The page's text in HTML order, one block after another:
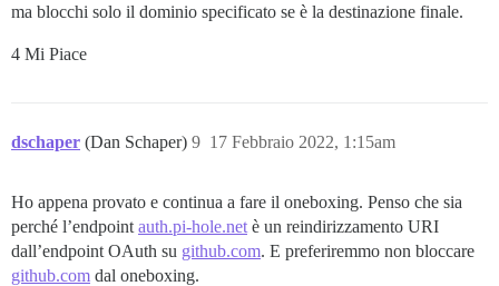
ma blocchi solo il dominio specificato se è la destinazione finale.
4 Mi Piace
dschaper (Dan Schaper) 17 Febbraio 2022, 1:15am
9
Ho appena provato e continua a fare il oneboxing. Penso che sia
perché l’endpoint auth.pi-hole.net è un reindirizzamento URI
dall’endpoint OAuth su github.com. E preferiremmo non bloccare
github.com dal oneboxing.